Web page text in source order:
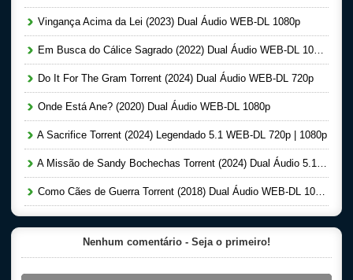
Vingança Acima da Lei (2023) Dual Áudio WEB-DL 1080p
Em Busca do Cálice Sagrado (2022) Dual Áudio WEB-DL 1080p
Do It For The Gram Torrent (2024) Dual Áudio WEB-DL 720p
Onde Está Ane? (2020) Dual Áudio WEB-DL 1080p
A Sacrifice Torrent (2024) Legendado 5.1 WEB-DL 720p | 1080p
A Missão de Sandy Bochechas Torrent (2024) Dual Áudio 5.1 WEB-DL 1080p
Como Cães de Guerra Torrent (2018) Dual Áudio WEB-DL 1080p
Nenhum comentário - Seja o primeiro!